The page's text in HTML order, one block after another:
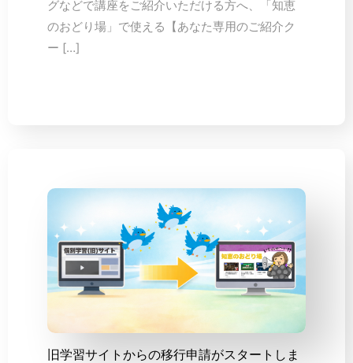
グなどで講座をご紹介いただける方へ、「知恵
のおどり場」で使える【あなた専用のご紹介ク
ー […]
旧学習サイトからの移行申請がスタートしま